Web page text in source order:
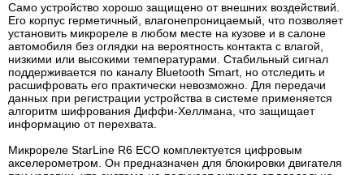
Само устройство хорошо защищено от внешних воздействий.
Его корпус герметичный, влагонепроницаемый, что позволяет
установить микрореле в любом месте на кузове и в салоне
автомобиля без оглядки на вероятность контакта с влагой,
низкими или высокими температурами. Стабильный сигнал
поддерживается по каналу Bluetooth Smart, но отследить и
расшифровать его практически невозможно. Для передачи
данных при регистрации устройства в системе применяется
алгоритм шифрования Диффи-Хеллмана, что защищает
информацию от перехвата.
Микрореле StarLine R6 ECO комплектуется цифровым
акселерометром. Он предназначен для блокировки двигателя